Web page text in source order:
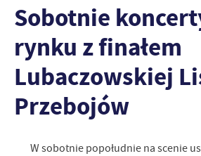
Sobotnie
rynku z finałem
Lubaczowskiej
Przebojów
W sobotnie popołudnie na scenie